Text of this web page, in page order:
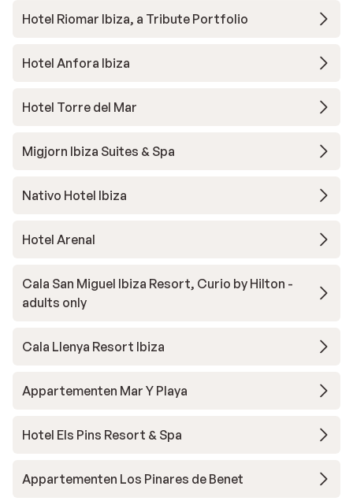
Hotel Riomar Ibiza, a Tribute Portfolio
Hotel Anfora Ibiza
Hotel Torre del Mar
Migjorn Ibiza Suites & Spa
Nativo Hotel Ibiza
Hotel Arenal
Cala San Miguel Ibiza Resort, Curio by Hilton -
adults only
Cala Llenya Resort Ibiza
Appartementen Mar Y Playa
Hotel Els Pins Resort & Spa
Appartementen Los Pinares de Benet